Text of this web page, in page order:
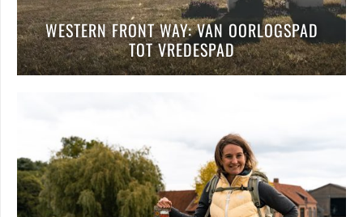
WESTERN FRONT WAY: VAN OORLOGSPAD
TOT VREDESPAD